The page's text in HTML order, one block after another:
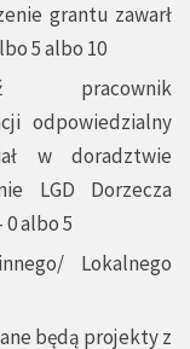
grantu zawarł
5 albo 10
pracownik
odpowiedzialny
w doradztwie
LGD Dorzecza
albo 5
Lokalnego
będą projekty z